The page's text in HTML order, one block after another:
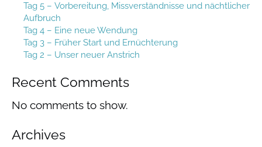
Tag 5 – Vorbereitung, Missverständnisse und nächtlicher
Aufbruch
Tag 4 – Eine neue Wendung
Tag 3 – Früher Start und Ernüchterung
Tag 2 – Unser neuer Anstrich
Recent Comments
No comments to show.
Archives